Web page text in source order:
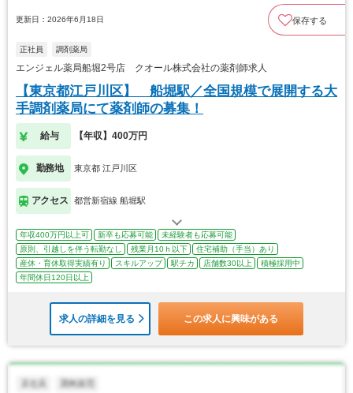
更新日：2026年6月18日 保存する
正社員 調剤薬局
エンジェル薬局船堀2号店 クオール株式会社の薬剤師求人
【東京都江戸川区】 船堀駅／全国規模で展開する大
手調剤薬局にて薬剤師の募集！
給与 【年収】400万円
勤務地 東京都 江戸川区
アクセス 都営新宿線 船堀駅
年収400万円以上可 新卒も応募可能
未経験者も応募可能
原則、引越しを伴う転勤なし
残業月10ｈ以下
住宅補助（手当）あり
産休・育休取得実績有り
スキルアップ 駅チカ 店舗数30以上
積極採用中
年間休日120日以上
求人の詳細を見る この求人に興味がある